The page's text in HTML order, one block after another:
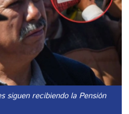
siguen recibiendo la Pensión